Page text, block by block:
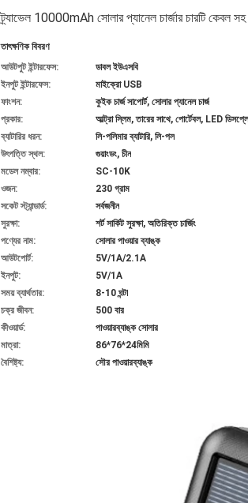
ট্র্যাভেল 10000mAh সোলার প্যানেল চার্জার চারটি কেবল সহ
তাৎক্ষণিক বিবরণ
আউটপুট ইন্টারফেস:
ডাবল ইউএসবি
ইনপুট ইন্টারফেস:
মাইক্রো USB
ফাংশন:
কুইক চার্জ সাপোর্ট, সোলার প্যানেল চার্জ
প্রকার:
আল্ট্রা স্লিম, তারের সাথে, পোর্টেবল, LED
ব্যাটারির ধরন:
লি-পলিমার ব্যাটারি, লি-পল
উৎপত্তি স্থল:
গুয়াংডং, চীন
মডেল নম্বার:
SC-10K
ওজন:
230 গ্রাম
সকেট স্ট্যান্ডার্ড:
সর্বজনীন
সুরক্ষা:
শর্ট সার্কিট সুরক্ষা, অতিরিক্ত চার্জিং
পণ্যের নাম:
সোলার পাওয়ার ব্যাঙ্ক
আউটপোর্ট:
5V/1A/2.1A
ইনপুট:
5V/1A
সময় ব্যার্থতার:
8-10 ঘন্টা
চক্র জীবন:
500 বার
কীওয়ার্ড:
পাওয়ারব্যাঙ্ক সোলার
মাত্রা:
86*76*24মিমি
বৈশিষ্ট্য:
সৌর পাওয়ারব্যাঙ্ক